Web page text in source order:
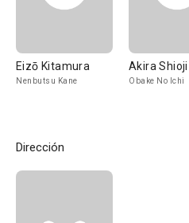
Eizō Kitamura
Nenbutsu Kane
Akira Shioji
Obake No Ichi
Dirección